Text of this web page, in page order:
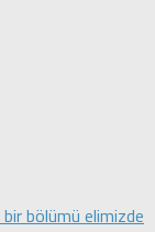
bir bölümü elimizde